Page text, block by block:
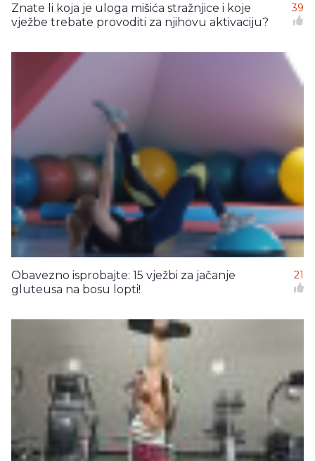
Znate li koja je uloga mišića stražnjice i koje
vježbe trebate provoditi za njihovu aktivaciju?
39
Obavezno isprobajte: 15 vježbi za jačanje
gluteusa na bosu lopti!
21